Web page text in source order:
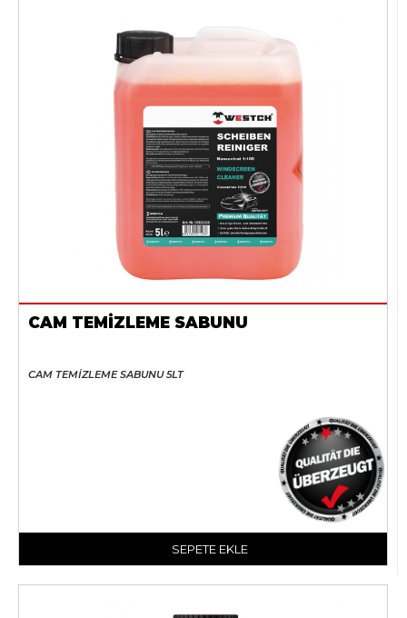
CAM TEMİZLEME SABUNU
CAM TEMİZLEME SABUNU 5LT
SEPETE EKLE